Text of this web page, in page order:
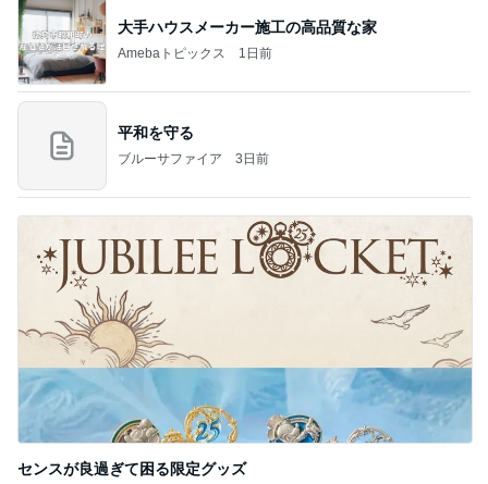
大手ハウスメーカー施工の高品質な家
Amebaトピックス 1日前
平和を守る
ブルーサファイア 3日前
センスが良過ぎて困る限定グッズ